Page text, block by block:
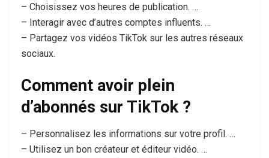
– Choisissez vos heures de publication. …
– Interagir avec d’autres comptes influents. …
– Partagez vos vidéos TikTok sur les autres réseaux
sociaux.
Comment avoir plein
d’abonnés sur TikTok ?
– Personnalisez les informations sur votre profil. …
– Utilisez un bon créateur et éditeur vidéo. …